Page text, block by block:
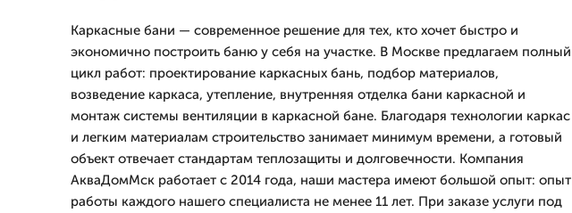
Каркасные бани — современное решение для тех, кто хочет быстро и
экономично построить баню у себя на участке. В Москве предлагаем полный
цикл работ: проектирование каркасных бань, подбор материалов,
возведение каркаса, утепление, внутренняя отделка бани каркасной и
монтаж системы вентиляции в каркасной бане. Благодаря технологии каркас
и легким материалам строительство занимает минимум времени, а готовый
объект отвечает стандартам теплозащиты и долговечности. Компания
АкваДомМск работает с 2014 года, наши мастера имеют большой опыт: опыт
работы каждого нашего специалиста не менее 11 лет. При заказе услуги под